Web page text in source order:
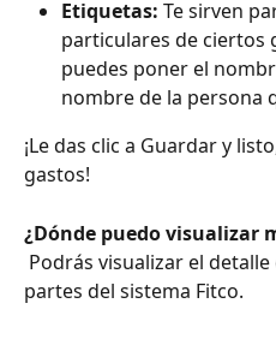
Etiquetas: Te sirven
particulares de ciertos
puedes poner el
nombre de la persona
¡Le das clic a Guardar y
gastos!
¿Dónde puedo visualizar
partes del sistema Fitco.